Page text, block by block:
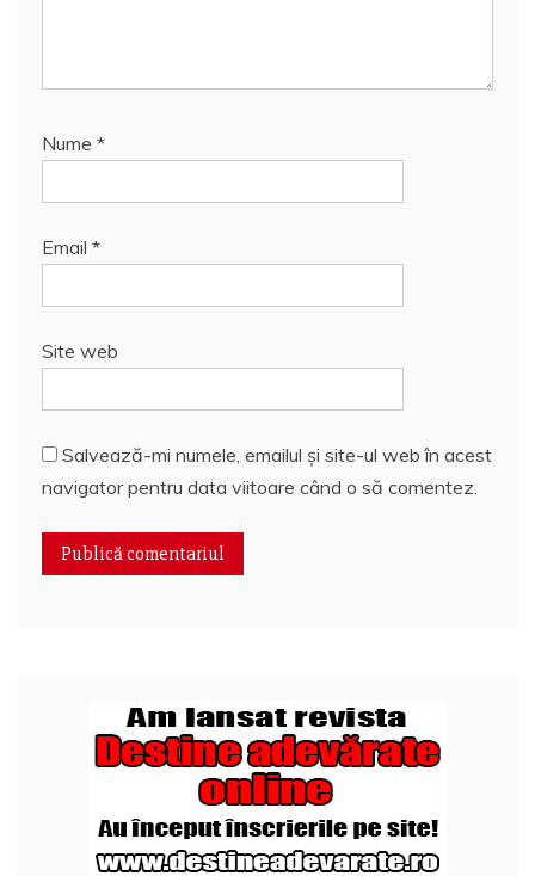
Nume *
Email *
Site web
Salvează-mi numele, emailul și site-ul web în acest
navigator pentru data viitoare când o să comentez.